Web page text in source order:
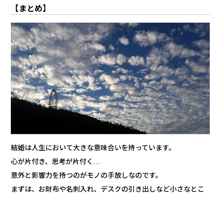
【まとめ】
結婚は人生において大きな意味合いを持っています。
心が片付き、思考が片付く…
意外と影響力を持つのがモノの手放しなのです。
まずは、お財布や名刺入れ、デスクの引き出しなど小さなとこ